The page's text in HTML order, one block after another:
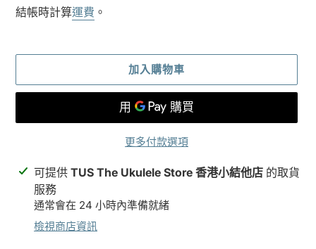
價
結帳時計算運費 。
加入購物車
更多付款選項
正 可提供 TUS The Ukulele Store 香港小結他店 的取貨
服務
通常會在 24 小時內準備就緒
檢視商店資訊